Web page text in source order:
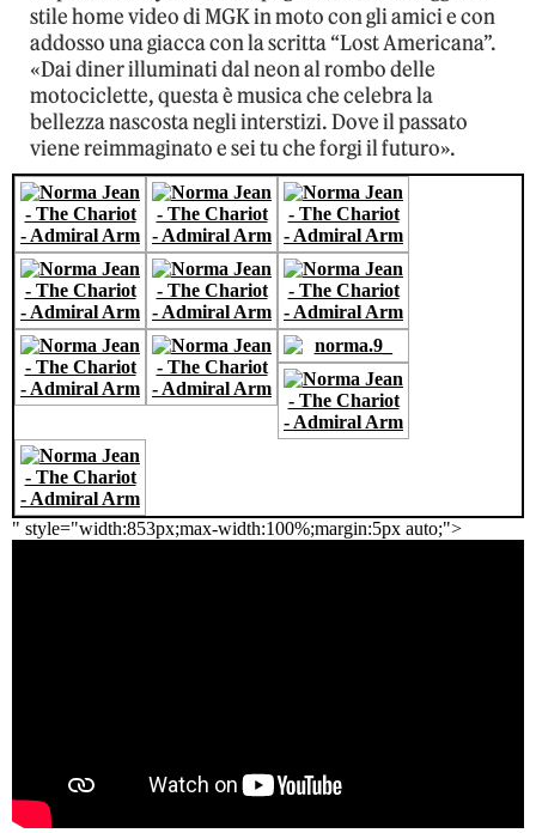
stile home video di MGK in moto con gli amici e con
addosso una giacca con la scritta “Lost Americana”.
«Dai diner illuminati dal neon al rombo delle
motociclette, questa è musica che celebra la
bellezza nascosta negli interstizi. Dove il passato
viene reimmaginato e sei tu che forgi il futuro».
" style="width:853px;max-width:100%;margin:5px auto;">